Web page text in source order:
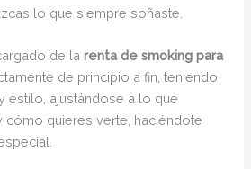
lo que siempre soñaste.
de larenta de smoking para
de principio a fin, teniendo
estilo, ajustándose a lo que
cómo quieres verte, haciéndote